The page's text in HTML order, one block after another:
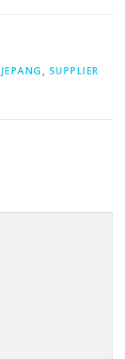
, SUPPLIER